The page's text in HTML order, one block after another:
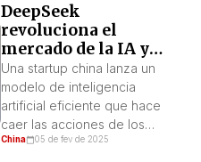
gobierno y el de disolver el
parlamento. Diferentes
partidos[1] compiten en las
elecciones parlamentarias,
pero enfrentan grandes
limitaciones desde el punto
de […]
DeepSeek
revoluciona el
mercado de la IA y
provoca una caída
histórica en las
acciones de las big
techs
Una startup china lanza un
modelo de inteligencia
artificial eficiente que hace
caer las acciones de los
gigantes tecnológicos. ¿Qué
China 05 de fev de 2025